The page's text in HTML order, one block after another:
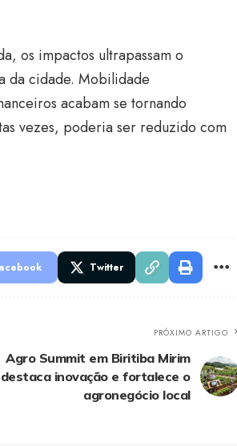
os impactos ultrapassam o
da cidade. Mobilidade
acabam se tornando
vezes, poderia ser reduzido com
Twitter
PRÓXIMO ARTIGO
Agro Summit em Biritiba Mirim
destaca inovação e fortalece o
agronegócio local